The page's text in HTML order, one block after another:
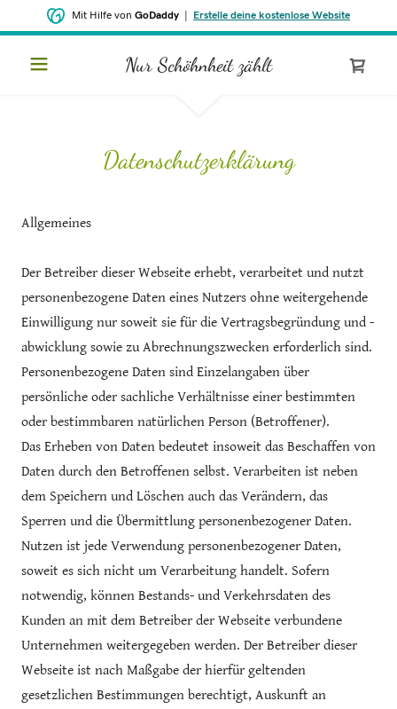
Mit Hilfe von GoDaddy Erstelle deine kostenlose Website
Nur Schöhnheit zählt
ANMELDEN
BESTELLUNGEN
Datenschutzerklärung
Allgemeines
Der Betreiber dieser Webseite erhebt, verarbeitet und nutzt
personenbezogene Daten eines Nutzers ohne weitergehende
Einwilligung nur soweit sie für die Vertragsbegründung und -
abwicklung sowie zu Abrechnungszwecken erforderlich sind.
Personenbezogene Daten sind Einzelangaben über
persönliche oder sachliche Verhältnisse einer bestimmten
oder bestimmbaren natürlichen Person (Betroffener).
Das Erheben von Daten bedeutet insoweit das Beschaffen von
Daten durch den Betroffenen selbst. Verarbeiten ist neben
dem Speichern und Löschen auch das Verändern, das
Sperren und die Übermittlung personenbezogener Daten.
Nutzen ist jede Verwendung personenbezogener Daten,
soweit es sich nicht um Verarbeitung handelt. Sofern
notwendig, können Bestands- und Verkehrsdaten des
Kunden an mit dem Betreiber der Webseite verbundene
Unternehmen weitergegeben werden. Der Betreiber dieser
Webseite ist nach Maßgabe der hierfür geltenden
gesetzlichen Bestimmungen berechtigt, Auskunft an